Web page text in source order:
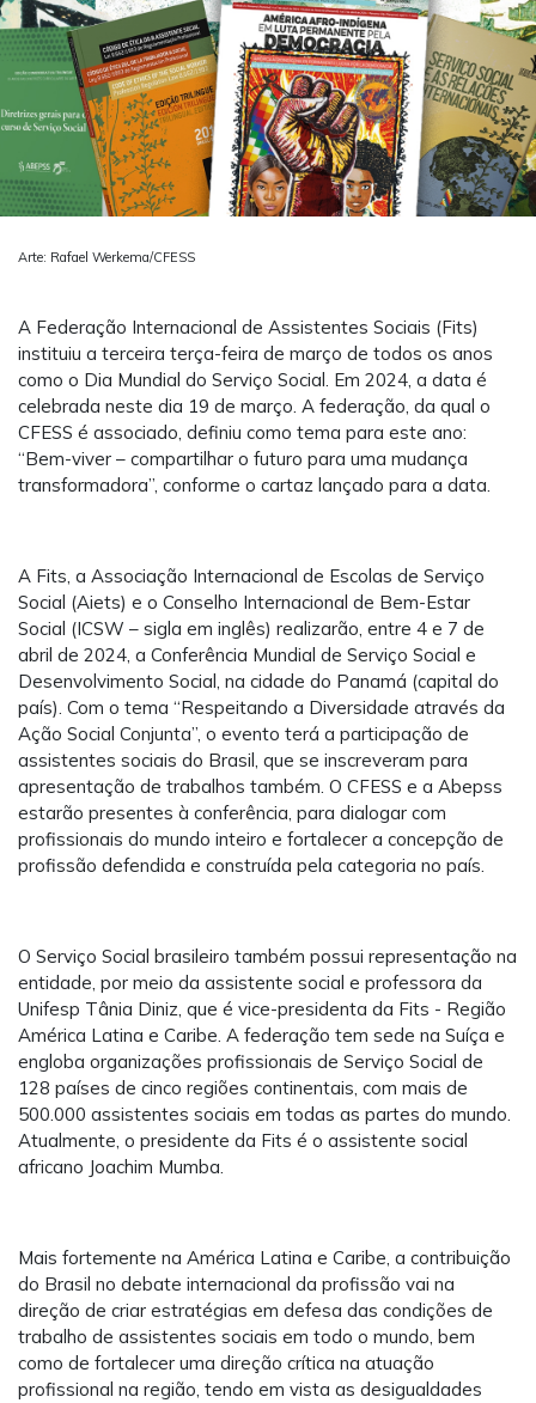
Arte: Rafael Werkema/CFESS
A Federação Internacional de Assistentes Sociais (Fits)
instituiu a terceira terça-feira de março de todos os anos
como o Dia Mundial do Serviço Social. Em 2024, a data é
celebrada neste dia 19 de março. A federação, da qual o
CFESS é associado, definiu como tema para este ano:
“Bem-viver – compartilhar o futuro para uma mudança
transformadora”, conforme o cartaz lançado para a data.
A Fits, a Associação Internacional de Escolas de Serviço
Social (Aiets) e o Conselho Internacional de Bem-Estar
Social (ICSW – sigla em inglês) realizarão, entre 4 e 7 de
abril de 2024, a Conferência Mundial de Serviço Social e
Desenvolvimento Social, na cidade do Panamá (capital do
país). Com o tema “Respeitando a Diversidade através da
Ação Social Conjunta”, o evento terá a participação de
assistentes sociais do Brasil, que se inscreveram para
apresentação de trabalhos também. O CFESS e a Abepss
estarão presentes à conferência, para dialogar com
profissionais do mundo inteiro e fortalecer a concepção de
profissão defendida e construída pela categoria no país.
O Serviço Social brasileiro também possui representação na
entidade, por meio da assistente social e professora da
Unifesp Tânia Diniz, que é vice-presidenta da Fits - Região
América Latina e Caribe. A federação tem sede na Suíça e
engloba organizações profissionais de Serviço Social de
128 países de cinco regiões continentais, com mais de
500.000 assistentes sociais em todas as partes do mundo.
Atualmente, o presidente da Fits é o assistente social
africano Joachim Mumba.
Mais fortemente na América Latina e Caribe, a contribuição
do Brasil no debate internacional da profissão vai na
direção de criar estratégias em defesa das condições de
trabalho de assistentes sociais em todo o mundo, bem
como de fortalecer uma direção crítica na atuação
profissional na região, tendo em vista as desigualdades